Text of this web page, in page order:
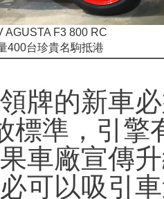
AGUSTA F3 800 RC
400台珍貴名駒抵港
牌的新車
標準，引
車廠宣傳
可以吸引